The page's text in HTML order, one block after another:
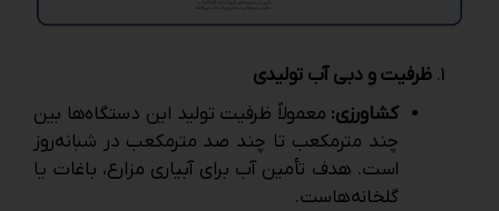
ظرفیت و دبی آب تولیدی
کشاورزی: معمولاً ظرفیت تولید این دستگاه‌ها بین
چند مترمکعب تا چند صد مترمکعب در شبانه‌روز
است. هدف تأمین آب برای آبیاری مزارع، باغات یا
گلخانه‌هاست.